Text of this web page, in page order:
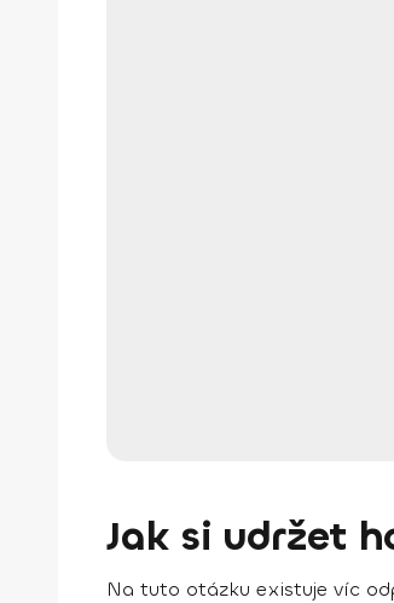
Jak si udržet
Na tuto otázku existuje víc